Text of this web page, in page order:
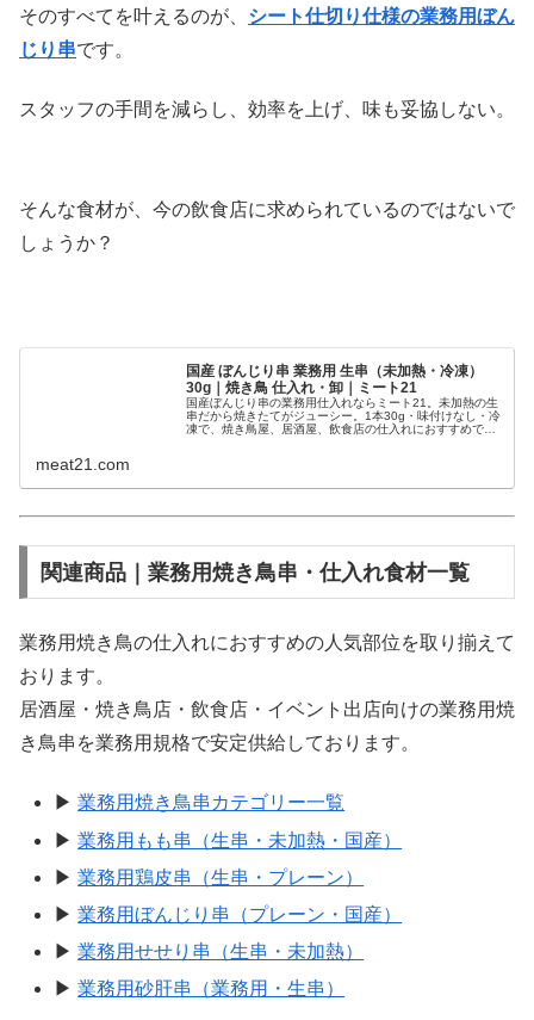
そのすべてを叶えるのが、 シート仕切り仕様の業務用ぼん
じり串です。
スタッフの手間を減らし、効率を上げ、味も妥協しない。
そんな食材が、今の飲食店に求められているのではないで
しょうか？
国産 ぼんじり串 業務用 生串（未加熱・冷凍）
30g｜焼き鳥 仕入れ・卸｜ミート21
国産ぼんじり串の業務用仕入れならミート21。未加熱の生
串だから焼きたてがジューシー。1本30g・味付けなし・冷
凍で、焼き鳥屋、居酒屋、飲食店の仕入れにおすすめで
meat21.com
関連商品｜業務用焼き鳥串・仕入れ食材一覧
業務用焼き鳥の仕入れにおすすめの人気部位を取り揃えて
おります。
居酒屋・焼き鳥店・飲食店・イベント出店向けの業務用焼
き鳥串を業務用規格で安定供給しております。
▶業務用焼き鳥串カテゴリー一覧
▶業務用もも串（生串・未加熱・国産）
▶業務用鶏皮串（生串・プレーン）
▶業務用ぼんじり串（プレーン・国産）
▶業務用せせり串（生串・未加熱）
▶業務用砂肝串（業務用・生串）